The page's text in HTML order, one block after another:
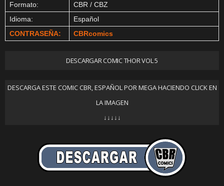
Formato:
CBR / CBZ
Idioma:
Español
CONTRASEÑA:
CBRcomics
DESCARGAR COMIC THOR VOL 5
DESCARGA ESTE COMIC CBR, ESPAÑOL POR MEGA HACIENDO CLICK EN
LA IMAGEN
↓↓↓↓↓